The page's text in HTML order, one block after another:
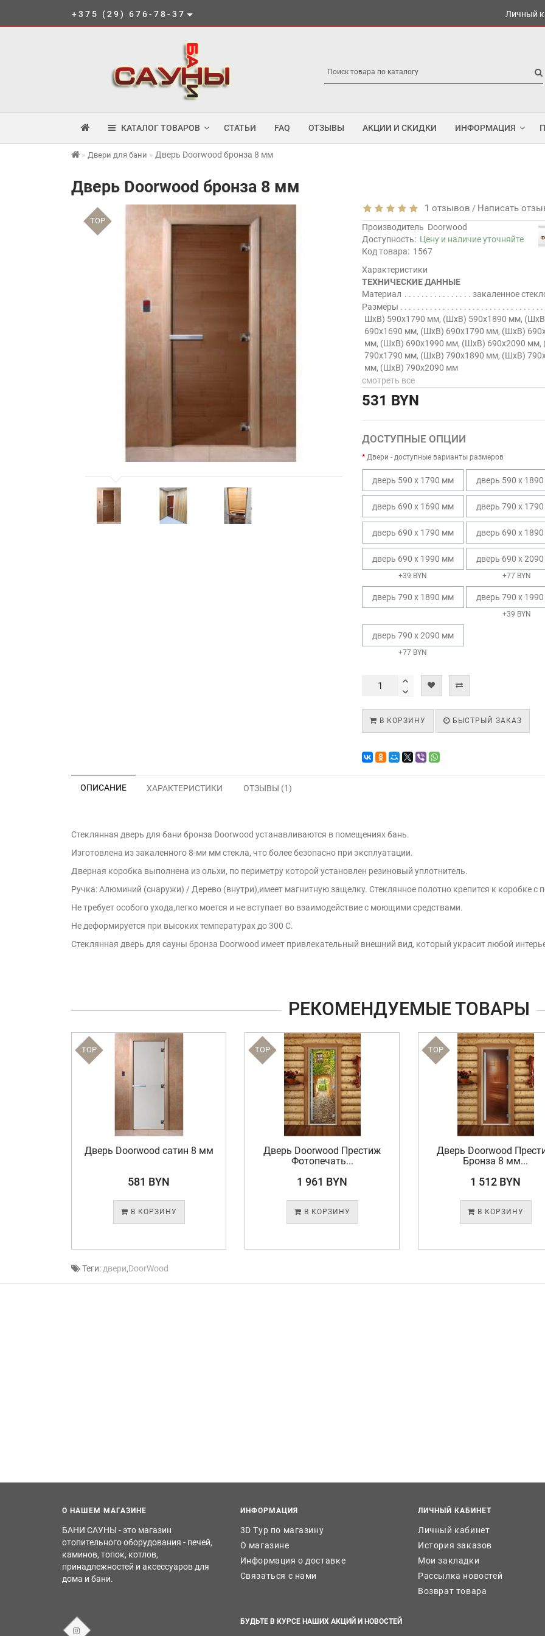
+375 (29) 676-78-37 Личный
КАТАЛОГ ТОВАРОВ СТАТЬИ FAQ ОТЗЫВЫ АКЦИИ И СКИДКИ ИНФОРМАЦИЯ
Двери для бани Дверь Doorwood бронза 8 мм
Дверь Doorwood бронза 8 мм
TOP
1 отзывов / Написать
Производитель Doorwood
Доступность: Цену и наличие уточняйте
Код товара: 1567
Характеристики
ТЕХНИЧЕСКИЕ ДАННЫЕ
Материал
закаленное
Размеры
ШхВ) 590х1790 мм, (ШхВ) 590х1890 мм,
690х1690 мм, (ШхВ) 690х1790 мм, (ШхВ)
мм, (ШхВ) 690х1990 мм, (ШхВ) 690х2090 мм,
790х1790 мм, (ШхВ) 790х1890 мм, (ШхВ)
мм, (ШхВ) 790х2090 мм
смотреть все
531 BYN
ДОСТУПНЫЕ ОПЦИИ
Двери - доступные варианты размеров
дверь 590 х 1790 мм дверь 590 х
дверь 690 х 1690 мм дверь 790 х
дверь 690 х 1790 мм дверь 690 х
дверь 690 х 1990 мм
+39 BYN
дверь 690 х
+77 BYN
дверь 790 х 1890 мм дверь 790 х
+39 BYN
дверь 790 х 2090 мм
+77 BYN
В КОРЗИНУ БЫСТРЫЙ ЗАКАЗ
ОПИСАНИЕ ХАРАКТЕРИСТИКИ ОТЗЫВЫ (1)
Стеклянная дверь для бани бронза Doorwood устанавливаются в помещениях бань.
Изготовлена из закаленного 8-ми мм стекла, что более безопасно при эксплуатации.
Дверная коробка выполнена из ольхи, по периметру которой установлен резиновый уплотнитель.
Ручка: Алюминий (снаружи) / Дерево (внутри),имеет магнитную защелку. Стеклянное полотно крепится к коробке
Не требует особого ухода,легко моется и не вступает во взаимодействие с моющими средствами.
Не деформируется при высоких температурах до 300 С.
Стеклянная дверь для сауны бронза Doorwood имеет привлекательный внешний вид, который украсит любой
РЕКОМЕНДУЕМЫЕ ТОВАРЫ
TOP
Дверь Doorwood сатин 8 мм
581 BYN
В КОРЗИНУ
TOP
Дверь Doorwood Престиж
Фотопечать...
1 961 BYN
В КОРЗИНУ
TOP
Дверь Doorwood
Бронза 8 мм...
1 512 BYN
В КОРЗИНУ
Теги: двери,DoorWood
О НАШЕМ МАГАЗИНЕ
БАНИ САУНЫ - это магазин
отопительного оборудования - печей,
каминов, топок, котлов,
принадлежностей и аксессуаров для
дома и бани.
ИНФОРМАЦИЯ
3D Тур по магазину
О магазине
Информация о доставке
Связаться с нами
ЛИЧНЫЙ КАБИНЕТ
Личный кабинет
История заказов
Мои закладки
Рассылка новостей
Возврат товара
БУДЬТЕ В КУРСЕ НАШИХ АКЦИЙ И НОВОСТЕЙ